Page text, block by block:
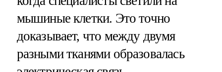
мышиные клетки. Это точно
доказывает, что между двумя
разными тканями образовалась